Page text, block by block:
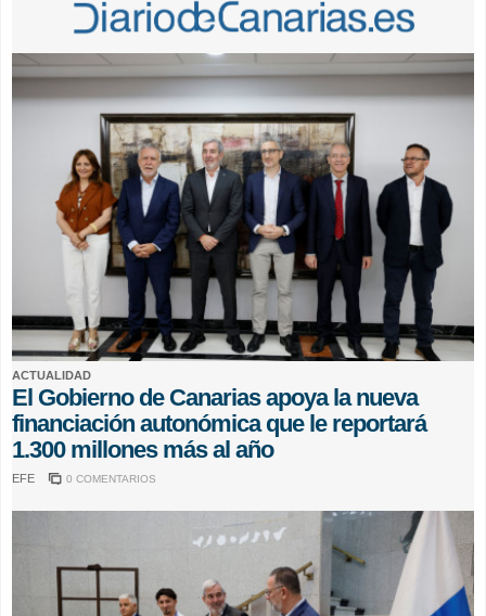
ACTUALIDAD
El Gobierno de Canarias apoya la nueva
financiación autonómica que le reportará
1.300 millones más al año
EFE 0 COMENTARIOS